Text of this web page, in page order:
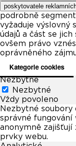
poskytovatele
podrobně
vyžaduje výslovný
údajů a část se
ovšem právo
oprávněného
Kategorie cookies
Nezbytné
Nezbytné
Vždy povoleno
Nezbytné
správné fungování
anonymně
prvky webu.